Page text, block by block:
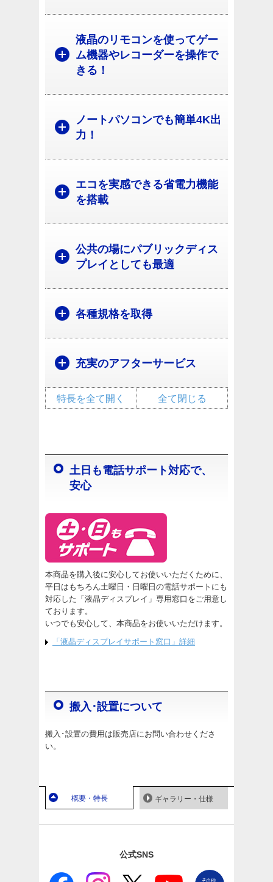
液晶のリモコンを使ってゲー
ム機器やレコーダーを操作で
きる！
ノートパソコンでも簡単4K出
力！
エコを実感できる省電力機能
を搭載
公共の場にパブリックディス
プレイとしても最適
各種規格を取得
充実のアフターサービス
全て閉じる
特長を全て開く
土日も電話サポート対応で、
安心
本商品を購入後に安心してお使いいただくために、
平日はもちろん土曜日・日曜日の電話サポートにも
対応した「液晶ディスプレイ」専用窓口をご用意し
ております。
いつでも安心して、本商品をお使いいただけます。
「液晶ディスプレイサポート窓口」詳細
搬入･設置について
搬入･設置の費用は販売店にお問い合わせくださ
い。
概要・特長 ギャラリー・仕様
公式SNS